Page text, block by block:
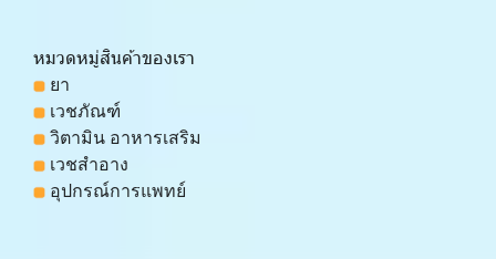
หมวดหมู่สินค้าของเรา
ยา
เวชภัณฑ์
วิตามิน อาหารเสริม
เวชสำอาง
อุปกรณ์การแพทย์